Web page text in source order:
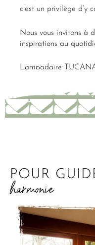
c’est un privilège d’y
Nous vous invitons à
inspirations au
Lampadaire
POUR
harmonie